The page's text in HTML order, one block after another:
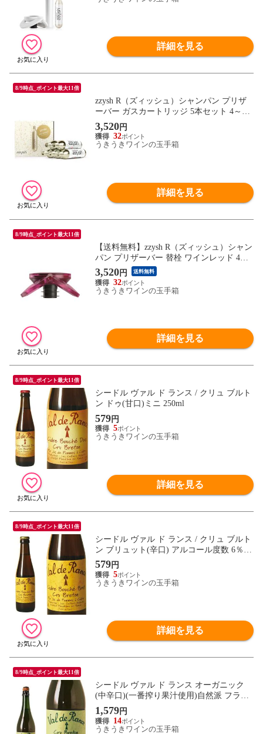
詳細を見る
8/9時点_ポイント最大11倍
zzysh R（ズィッシュ）シャンパン プリザ
ーバー ガスカートリッジ 5本セット 4～7
営業日以内に発送予定
3,520円
32
うきうきワインの玉手箱
詳細を見る
8/9時点_ポイント最大11倍
【送料無料】zzysh R（ズィッシュ）シャン
パン プリザーバー 替栓 ワインレッド 4～7
営業日以内に発送予定
3,520円 送料無料
32
うきうきワインの玉手箱
詳細を見る
8/9時点_ポイント最大11倍
シードル ヴァル ド ランス / クリュ ブルト
ン ドゥ(甘口)ミニ 250ml
579円
5
うきうきワインの玉手箱
詳細を見る
8/9時点_ポイント最大11倍
シードル ヴァル ド ランス / クリュ ブルト
ン ブリュット(辛口) アルコール度数 6％
ミニ 250ml
579円
5
うきうきワインの玉手箱
詳細を見る
8/9時点_ポイント最大11倍
シードル ヴァル ド ランス オーガニック
(中辛口)(一番搾り果汁使用)自然派 フラン
ス政府公認オーガニック 750ml
1,579円
14
うきうきワインの玉手箱